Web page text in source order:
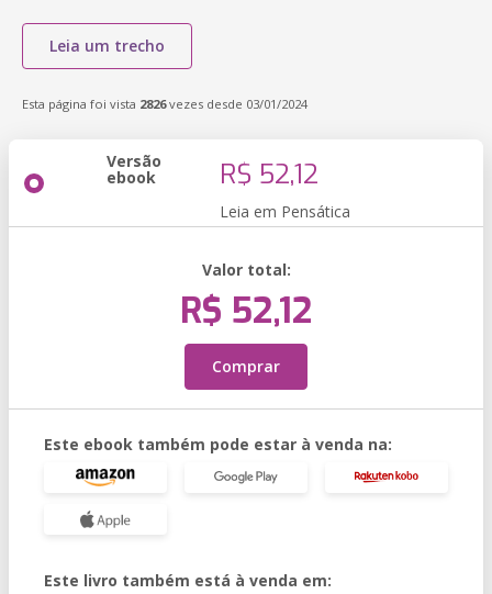
Leia um trecho
Esta página foi vista 2826vezes desde 03/01/2024
Versão
ebook R$ 52,12
Leia em Pensática
Valor total:
R$ 52,12
Comprar
Este ebook também pode estar à venda na:
Este livro também está à venda em: